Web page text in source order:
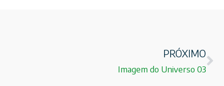
PRÓXIMO
Imagem do Universo 03